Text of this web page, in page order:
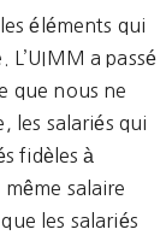
éléments qui
a passé
que nous ne
les salariés qui
fidèles à
salaire
les salariés